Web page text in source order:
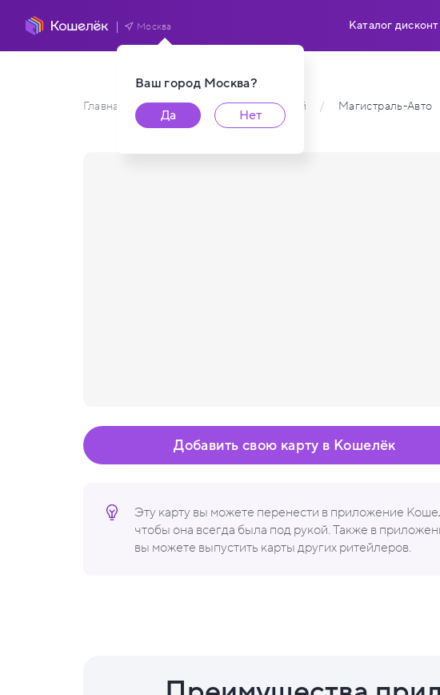
Ваш город Москва?
Да
Нет
Москва Каталог
Главная / Каталог карт пользователей / Магистраль-Авто
Эту карту вы можете перенести в приложение
чтобы она всегда была под рукой. Также в
вы можете выпустить карты других ритейлеров.
Добавить свою карту в Кошелёк